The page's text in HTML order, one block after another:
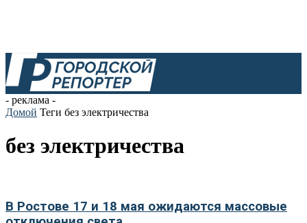
- реклама -
Домой Теги без электричества
без электричества
В Ростове 17 и 18 мая ожидаются массовые